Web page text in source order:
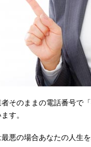
そのままの電話番号で
す。
悪の場合あなたの人生